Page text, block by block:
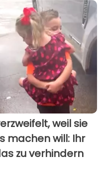
weil sie
machen will: Ihr
zu verhindern